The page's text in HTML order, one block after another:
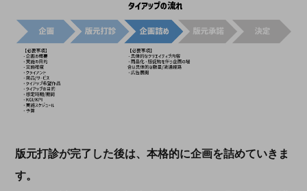
版元打診が完了した後は、本格的に企画を詰めていきま
す。